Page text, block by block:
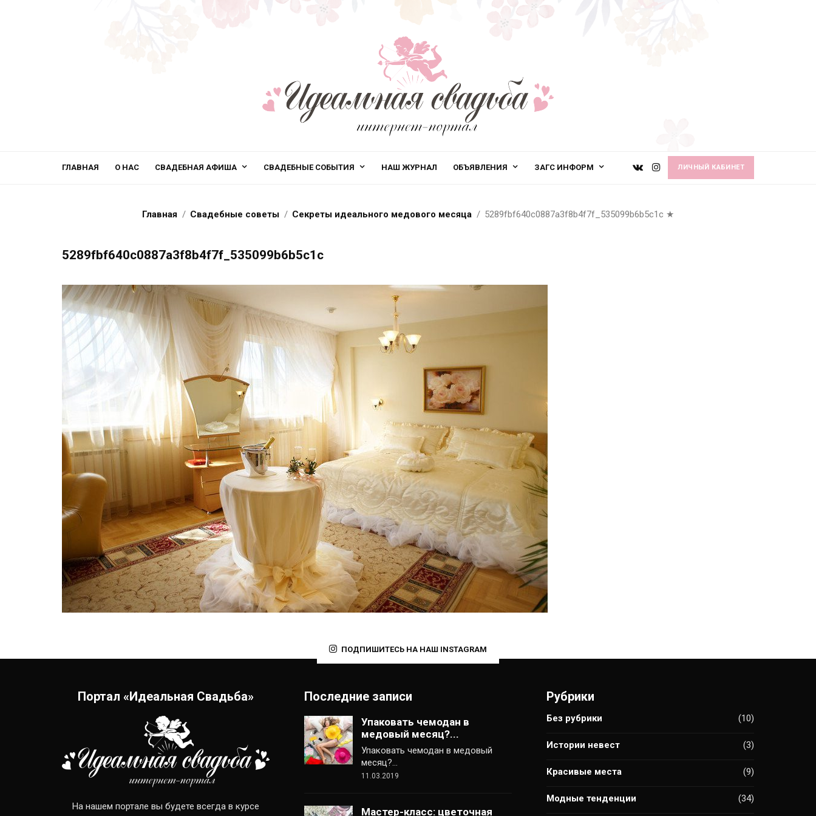
ГЛАВНАЯ О НАС СВАДЕБНАЯ АФИША СВАДЕБНЫЕ СОБЫТИЯ НАШ ЖУРНАЛ ОБЪЯВЛЕНИЯ ЗАГС ИНФОРМ ЛИЧНЫЙ КАБИНЕТ
Главная Свадебные советы Секреты идеального медового месяца 5289fbf640c0887a3f8b4f7f_535099b6b5c1c ★
5289fbf640c0887a3f8b4f7f_535099b6b5c1c
ПОДПИШИТЕСЬ НА НАШ INSTAGRAM
Портал «Идеальная Свадьба»
На нашем портале вы будете всегда в курсе
Последние записи
Упаковать чемодан в
медовый месяц?...
Упаковать чемодан в медовый
месяц?…
11.03.2019
Мастер-класс: цветочная
Рубрики
Без рубрики (10)
Истории невест (3)
Красивые места (9)
Модные тенденции (34)